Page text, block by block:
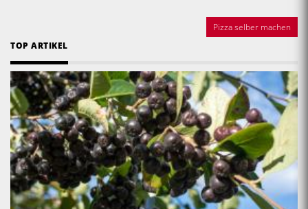
Pizza selber machen
TOP ARTIKEL